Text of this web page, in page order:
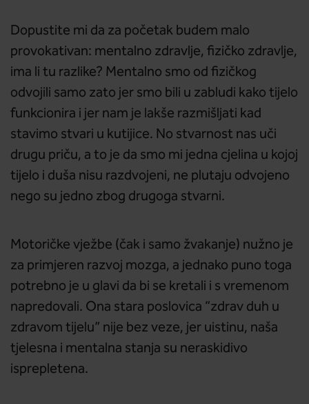
Dopustite mi da za početak budem malo
provokativan: mentalno zdravlje, fizičko zdravlje,
ima li tu razlike? Mentalno smo od fizičkog
odvojili samo zato jer smo bili u zabludi kako tijelo
funkcionira i jer nam je lakše razmišljati kad
stavimo stvari u kutijice. No stvarnost nas uči
drugu priču, a to je da smo mi jedna cjelina u kojoj
tijelo i duša nisu razdvojeni, ne plutaju odvojeno
nego su jedno zbog drugoga stvarni.
Motoričke vježbe (čak i samo žvakanje) nužno je
za primjeren razvoj mozga, a jednako puno toga
potrebno je u glavi da bi se kretali i s vremenom
napredovali. Ona stara poslovica “zdrav duh u
zdravom tijelu” nije bez veze, jer uistinu, naša
tjelesna i mentalna stanja su neraskidivo
isprepletena.